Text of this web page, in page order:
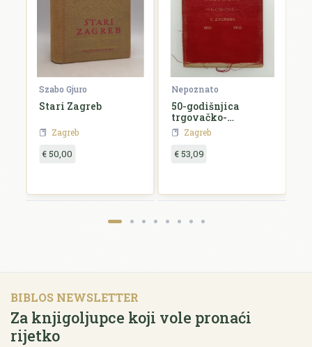
Szabo Gjuro
Stari Zagreb
Zagreb
€ 50,00
Nepoznato
50-godišnjica
trgovačko-
obrtničke komore u
Zagrebu 1852.-1902.
Zagreb
€ 53,09
BIBLOS NEWSLETTER
Za knjigoljupce koji vole pronaći
rijetko